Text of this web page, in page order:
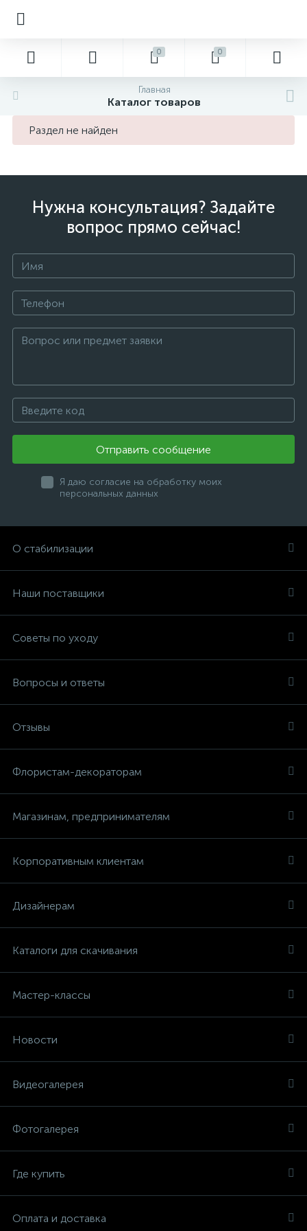
0 0
Главная
Каталог товаров
Раздел не найден
Нужна консультация? Задайте
вопрос прямо сейчас!
Отправить сообщение
Я даю согласие на обработку моих
персональных данных
О стабилизации
Наши поставщики
Советы по уходу
Вопросы и ответы
Отзывы
Флористам-декораторам
Магазинам, предпринимателям
Корпоративным клиентам
Дизайнерам
Каталоги для скачивания
Мастер-классы
Новости
Видеогалерея
Фотогалерея
Где купить
Оплата и доставка